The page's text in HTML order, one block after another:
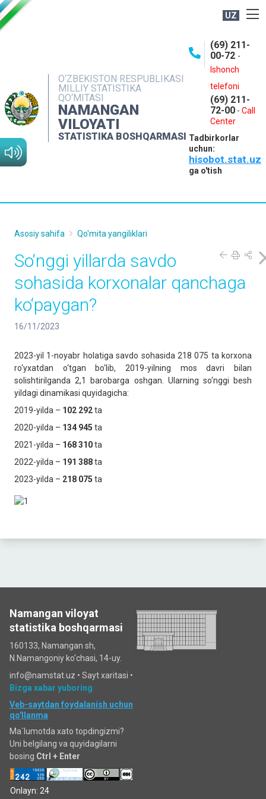
UZ
O‘ZBEKISTON RESPUBLIKASI
MILLIY STATISTIKA
QO‘MITASI
NAMANGAN
VILOYATI
STATISTIKA BOSHQARMASI
(69) 211-
00-72 -
Ishonch
telefoni
(69) 211-
72-00 - Call
Center
Tadbirkorlar
uchun:
hisobot.stat.uz
ga o'tish
NASHRLAR
INTERAKTIV XIZMATLAR
MATBUOT XIZMATI
MUROJAATLAR
Asosiy sahifa Qo'mita yangiliklari
So‘nggi yillarda savdo
sohasida korxonalar qanchaga
ko‘paygan?
16/11/2023
2023-yil 1-noyabr holatiga savdo sohasida 218 075 ta korxona
ro‘yxatdan o‘tgan bo‘lib, 2019-yilning mos davri bilan
solishtirilganda 2,1 barobarga oshgan. Ularning so‘nggi besh
yildagi dinamikasi quyidagicha:
2019-yilda – 102 292ta
2020-yilda – 134 945 ta
2021-yilda – 168 310ta
2022-yilda – 191 388ta
2023-yilda – 218 075 ta
Namangan viloyat
statistika boshqarmasi
160133, Namangan sh,
N.Namangoniy ko'chasi, 14-uy.
info@namstat.uz • Sayt xaritasi •
Bizga xabar yuboring
Veb-saytdan foydalanish uchun
qo'llanma
Ma`lumotda xato topdingizmi?
Uni belgilang va quyidagilarni
bosing Ctrl + Enter
Onlayn: 24